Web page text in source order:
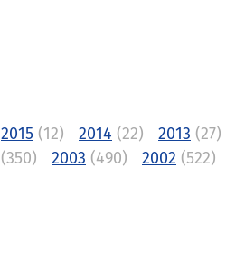
2015 (12) 2014 (22) 2013 (27)
(350) 2003 (490) 2002 (522)